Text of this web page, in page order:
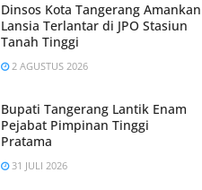
Dinsos Kota Tangerang Amankan
Lansia Terlantar di JPO Stasiun
Tanah Tinggi
2 AGUSTUS 2026
Bupati Tangerang Lantik Enam
Pejabat Pimpinan Tinggi
Pratama
31 JULI 2026